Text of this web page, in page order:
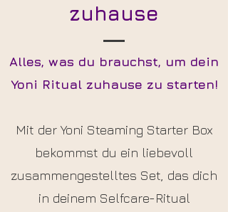
zuhause
Alles, was du brauchst, um dein
Yoni Ritual zuhause zu starten!
Mit der Yoni Steaming Starter Box
bekommst du ein liebevoll
zusammengestelltes Set, das dich
in deinem Selfcare-Ritual